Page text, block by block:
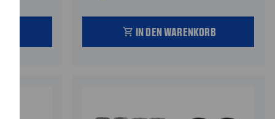
shopping_cart IN DEN WARENKORB